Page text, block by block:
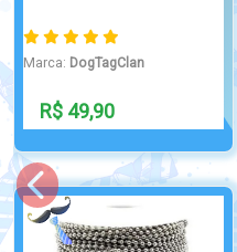
Marca: DogTagClan
R$ 49,90